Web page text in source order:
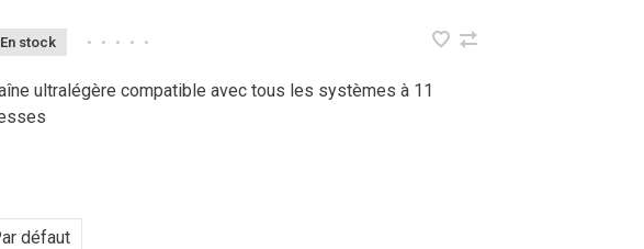
stock • • • • •
ultralégère compatible avec tous les systèmes à 11
défaut